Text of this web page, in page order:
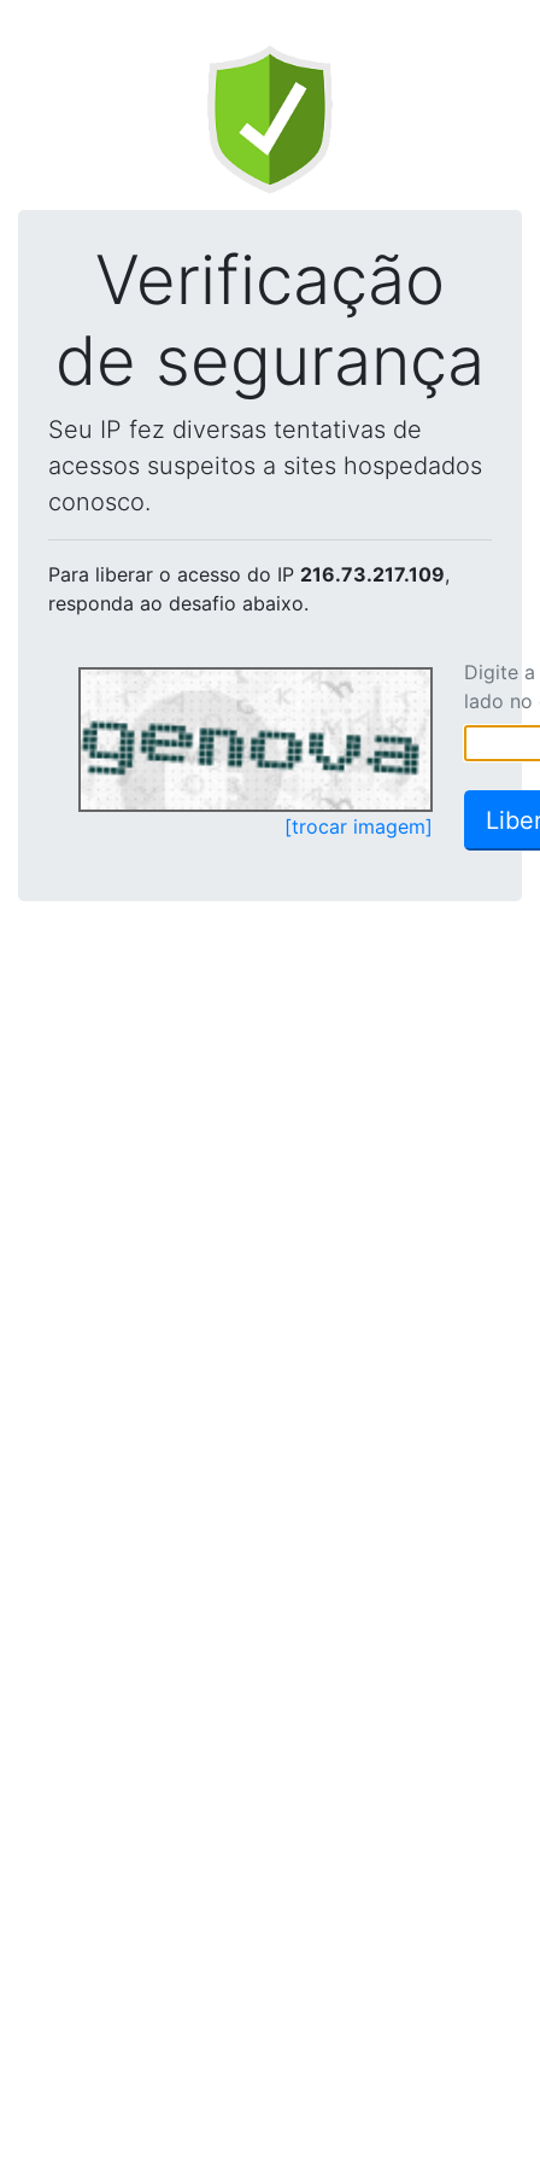
Verificação
de segurança
Seu IP fez diversas tentativas de
acessos suspeitos a sites hospedados
conosco.
Para liberar o acesso do IP 216.73.217.109,
responda ao desafio abaixo.
[trocar imagem]
Digite
lado no